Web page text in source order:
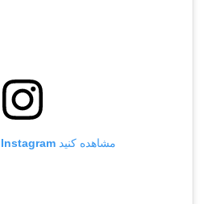
این پست را در Instagram مشاهده کنید